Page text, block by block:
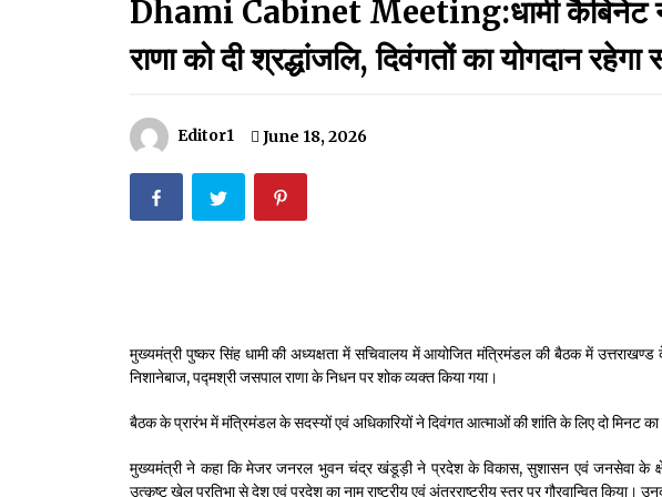
मदरसों का नाम अब्दुल कलाम के नाम पर रखने की घोषणा
December 18, 2023
May 14, 2022
Dhami Cabinet Meeting:धामी कैबिनेट
राणा को दी श्रद्धांजलि, दिवंगतों का योगदान रहेगा
Editor1 June 18, 2026
मुख्यमंत्री पुष्कर सिंह धामी की अध्यक्षता में सचिवालय में आयोजित मंत्रिमंडल की बैठक में
निशानेबाज, पद्मश्री जसपाल राणा के निधन पर शोक व्यक्त किया गया।
बैठक के प्रारंभ में मंत्रिमंडल के सदस्यों एवं अधिकारियों ने दिवंगत आत्माओं की शांति के लिए दो मिनट का
मुख्यमंत्री ने कहा कि मेजर जनरल भुवन चंद्र खंडूड़ी ने प्रदेश के विकास, सुशासन एवं जनसेवा के
उत्कृष्ट खेल प्रतिभा से देश एवं प्रदेश का नाम राष्ट्रीय एवं अंतरराष्ट्रीय स्तर पर गौरवान्वित किया।